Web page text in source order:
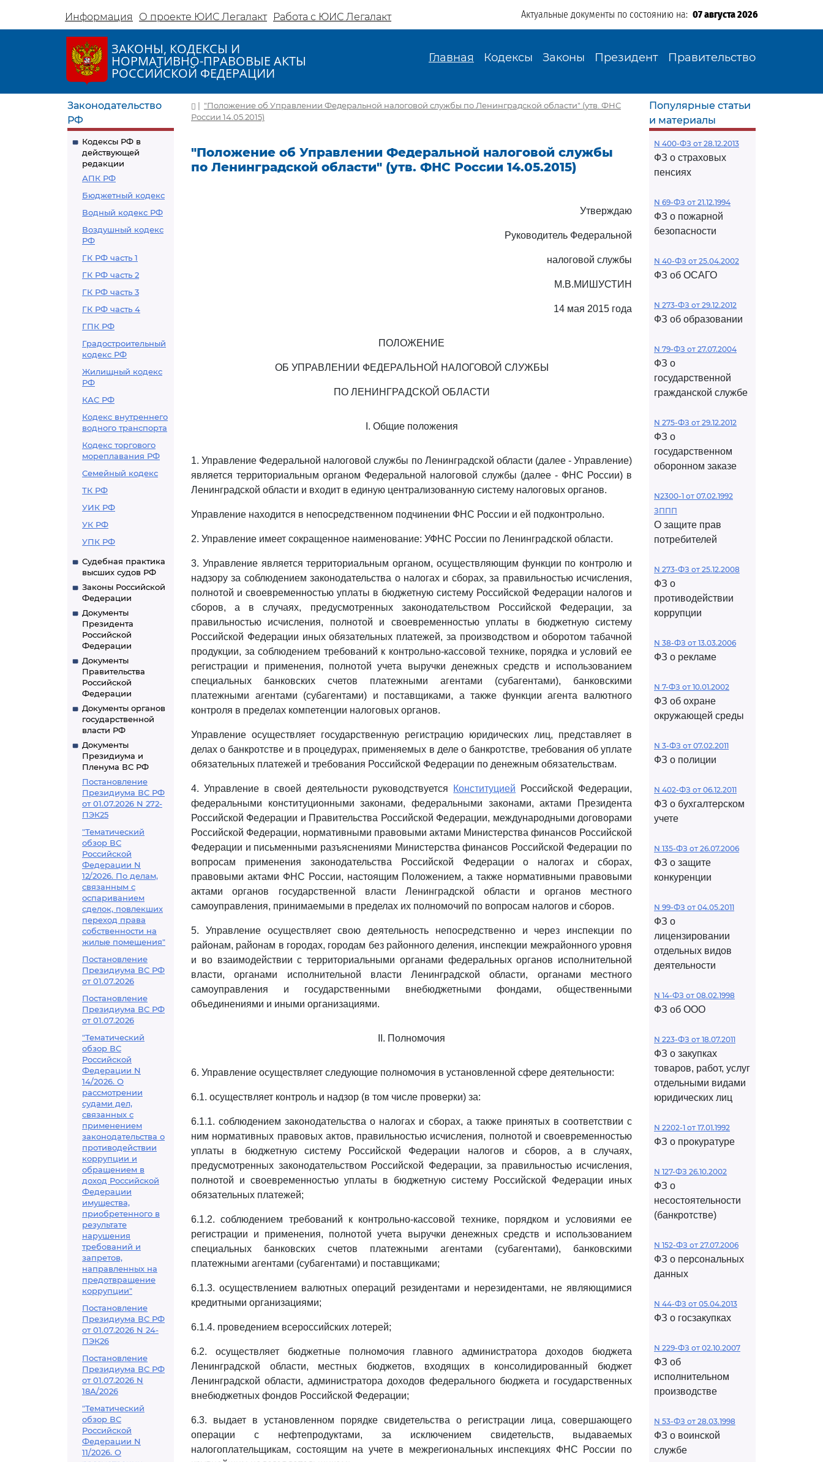
Информация О проекте ЮИС Легалакт Работа с ЮИС Легалакт Актуальные документы по состоянию на: 07 августа 2026
ЗАКОНЫ, КОДЕКСЫ И
НОРМАТИВНО-ПРАВОВЫЕ АКТЫ
РОССИЙСКОЙ ФЕДЕРАЦИИ
Главная Кодексы Законы Президент Правительство
Законодательство
РФ
Кодексы РФ в
действующей
редакции
АПК РФ
Бюджетный кодекс
Водный кодекс РФ
Воздушный кодекс
РФ
ГК РФ часть 1
ГК РФ часть 2
ГК РФ часть 3
ГК РФ часть 4
ГПК РФ
Градостроительный
кодекс РФ
Жилищный кодекс
РФ
КАС РФ
Кодекс внутреннего
водного транспорта
Кодекс торгового
мореплавания РФ
Семейный кодекс
ТК РФ
УИК РФ
УК РФ
УПК РФ
Судебная практика
высших судов РФ
Законы Российской
Федерации
Документы
Президента
Российской
Федерации
Документы
Правительства
Российской
Федерации
Документы органов
государственной
власти РФ
Документы
Президиума и
Пленума ВС РФ
Постановление
Президиума ВС РФ
от 01.07.2026 N 272-
ПЭК25
"Тематический
обзор ВС
Российской
Федерации N
12/2026. По делам,
связанным с
оспариванием
сделок, повлекших
переход права
собственности на
жилые помещения"
Постановление
Президиума ВС РФ
от 01.07.2026
Постановление
Президиума ВС РФ
от 01.07.2026
"Тематический
обзор ВС
Российской
Федерации N
14/2026. О
рассмотрении
судами дел,
связанных с
применением
законодательства о
противодействии
коррупции и
обращением в
доход Российской
Федерации
имущества,
приобретенного в
результате
нарушения
требований и
запретов,
направленных на
предотвращение
коррупции"
Постановление
Президиума ВС РФ
от 01.07.2026 N 24-
ПЭК26
Постановление
Президиума ВС РФ
от 01.07.2026 N
18А/2026
"Тематический
обзор ВС
Российской
Федерации N
11/2026. О
| "Положение об Управлении Федеральной налоговой службы по Ленинградской области" (утв. ФНС
России 14.05.2015)
"Положение об Управлении Федеральной налоговой службы
по Ленинградской области" (утв. ФНС России 14.05.2015)
Утверждаю
Руководитель Федеральной
налоговой службы
М.В.МИШУСТИН
14 мая 2015 года
ПОЛОЖЕНИЕ
ОБ УПРАВЛЕНИИ ФЕДЕРАЛЬНОЙ НАЛОГОВОЙ СЛУЖБЫ
ПО ЛЕНИНГРАДСКОЙ ОБЛАСТИ
I. Общие положения
1. Управление Федеральной налоговой службы по Ленинградской области (далее - Управление)
является территориальным органом Федеральной налоговой службы (далее - ФНС России) в
Ленинградской области и входит в единую централизованную систему налоговых органов.
Управление находится в непосредственном подчинении ФНС России и ей подконтрольно.
2. Управление имеет сокращенное наименование: УФНС России по Ленинградской области.
3. Управление является территориальным органом, осуществляющим функции по контролю и
надзору за соблюдением законодательства о налогах и сборах, за правильностью исчисления,
полнотой и своевременностью уплаты в бюджетную систему Российской Федерации налогов и
сборов, а в случаях, предусмотренных законодательством Российской Федерации, за
правильностью исчисления, полнотой и своевременностью уплаты в бюджетную систему
Российской Федерации иных обязательных платежей, за производством и оборотом табачной
продукции, за соблюдением требований к контрольно-кассовой технике, порядка и условий ее
регистрации и применения, полнотой учета выручки денежных средств и использованием
специальных банковских счетов платежными агентами (субагентами), банковскими
платежными агентами (субагентами) и поставщиками, а также функции агента валютного
контроля в пределах компетенции налоговых органов.
Управление осуществляет государственную регистрацию юридических лиц, представляет в
делах о банкротстве и в процедурах, применяемых в деле о банкротстве, требования об уплате
обязательных платежей и требования Российской Федерации по денежным обязательствам.
4. Управление в своей деятельности руководствуется Конституцией Российской Федерации,
федеральными конституционными законами, федеральными законами, актами Президента
Российской Федерации и Правительства Российской Федерации, международными договорами
Российской Федерации, нормативными правовыми актами Министерства финансов Российской
Федерации и письменными разъяснениями Министерства финансов Российской Федерации по
вопросам применения законодательства Российской Федерации о налогах и сборах,
правовыми актами ФНС России, настоящим Положением, а также нормативными правовыми
актами органов государственной власти Ленинградской области и органов местного
самоуправления, принимаемыми в пределах их полномочий по вопросам налогов и сборов.
5. Управление осуществляет свою деятельность непосредственно и через инспекции по
районам, районам в городах, городам без районного деления, инспекции межрайонного уровня
и во взаимодействии с территориальными органами федеральных органов исполнительной
власти, органами исполнительной власти Ленинградской области, органами местного
самоуправления и государственными внебюджетными фондами, общественными
объединениями и иными организациями.
II. Полномочия
6. Управление осуществляет следующие полномочия в установленной сфере деятельности:
6.1. осуществляет контроль и надзор (в том числе проверки) за:
6.1.1. соблюдением законодательства о налогах и сборах, а также принятых в соответствии с
ним нормативных правовых актов, правильностью исчисления, полнотой и своевременностью
уплаты в бюджетную систему Российской Федерации налогов и сборов, а в случаях,
предусмотренных законодательством Российской Федерации, за правильностью исчисления,
полнотой и своевременностью уплаты в бюджетную систему Российской Федерации иных
обязательных платежей;
6.1.2. соблюдением требований к контрольно-кассовой технике, порядком и условиями ее
регистрации и применения, полнотой учета выручки денежных средств и использованием
специальных банковских счетов платежными агентами (субагентами), банковскими
платежными агентами (субагентами) и поставщиками;
6.1.3. осуществлением валютных операций резидентами и нерезидентами, не являющимися
кредитными организациями;
6.1.4. проведением всероссийских лотерей;
6.2. осуществляет бюджетные полномочия главного администратора доходов бюджета
Ленинградской области, местных бюджетов, входящих в консолидированный бюджет
Ленинградской области, администратора доходов федерального бюджета и государственных
внебюджетных фондов Российской Федерации;
6.3. выдает в установленном порядке свидетельства о регистрации лица, совершающего
операции с нефтепродуктами, за исключением свидетельств, выдаваемых
налогоплательщикам, состоящим на учете в межрегиональных инспекциях ФНС России по
Популярные статьи
и материалы
N 400-ФЗ от 28.12.2013
ФЗ о страховых
пенсиях
N 69-ФЗ от 21.12.1994
ФЗ о пожарной
безопасности
N 40-ФЗ от 25.04.2002
ФЗ об ОСАГО
N 273-ФЗ от 29.12.2012
ФЗ об образовании
N 79-ФЗ от 27.07.2004
ФЗ о
государственной
гражданской службе
N 275-ФЗ от 29.12.2012
ФЗ о
государственном
оборонном заказе
N2300-1 от 07.02.1992
ЗППП
О защите прав
потребителей
N 273-ФЗ от 25.12.2008
ФЗ о
противодействии
коррупции
N 38-ФЗ от 13.03.2006
ФЗ о рекламе
N 7-ФЗ от 10.01.2002
ФЗ об охране
окружающей среды
N 3-ФЗ от 07.02.2011
ФЗ о полиции
N 402-ФЗ от 06.12.2011
ФЗ о бухгалтерском
учете
N 135-ФЗ от 26.07.2006
ФЗ о защите
конкуренции
N 99-ФЗ от 04.05.2011
ФЗ о
лицензировании
отдельных видов
деятельности
N 14-ФЗ от 08.02.1998
ФЗ об ООО
N 223-ФЗ от 18.07.2011
ФЗ о закупках
товаров, работ, услуг
отдельными видами
юридических лиц
N 2202-1 от 17.01.1992
ФЗ о прокуратуре
N 127-ФЗ 26.10.2002
ФЗ о
несостоятельности
(банкротстве)
N 152-ФЗ от 27.07.2006
ФЗ о персональных
данных
N 44-ФЗ от 05.04.2013
ФЗ о госзакупках
N 229-ФЗ от 02.10.2007
ФЗ об
исполнительном
производстве
N 53-ФЗ от 28.03.1998
ФЗ о воинской
службе